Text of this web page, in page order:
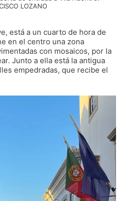
LOZANO
está a un cuarto de hora de
en el centro una zona
con mosaicos, por la
Junto a ella está la antigua
empedradas, que recibe el